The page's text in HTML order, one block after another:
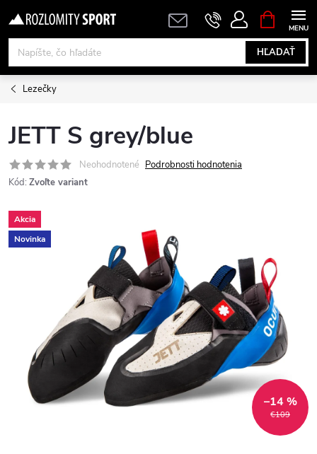
na
obsah
HĽADAŤ
KOŠÍK
Lezečky
JETT S grey/blue
Neohodnotené Podrobnosti hodnotenia
Kód: Zvoľte variant
Akcia
Novinka
€109
–14 %